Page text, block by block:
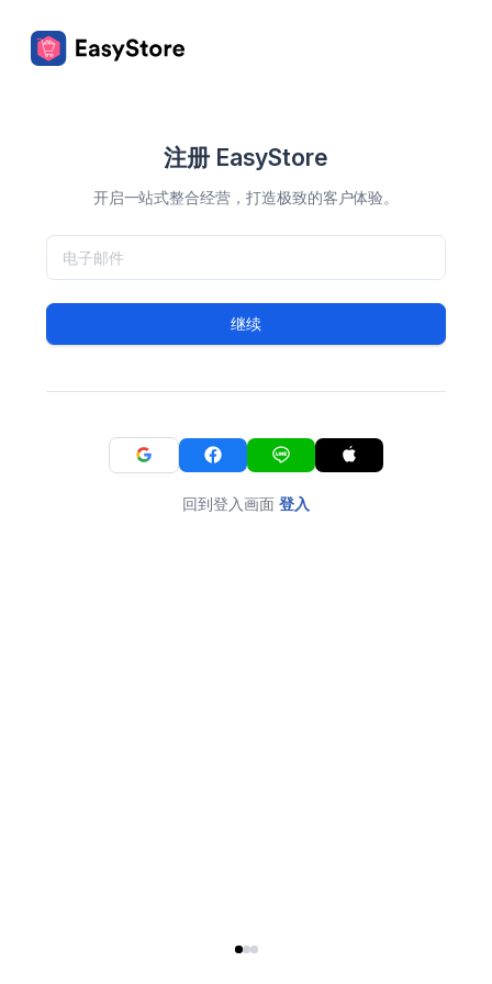
注册 EasyStore
开启一站式整合经营，打造极致的客户体验。
继续
回到登入画面 登入